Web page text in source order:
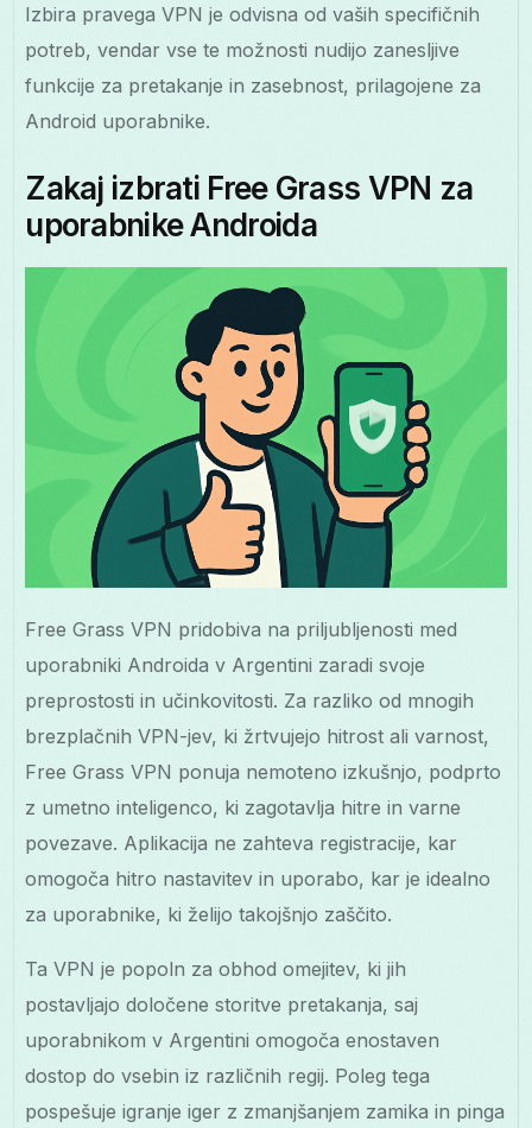
Izbira pravega VPN je odvisna od vaših specifičnih
potreb, vendar vse te možnosti nudijo zanesljive
funkcije za pretakanje in zasebnost, prilagojene za
Android uporabnike.
Zakaj izbrati Free Grass VPN za
uporabnike Androida
Free Grass VPN pridobiva na priljubljenosti med
uporabniki Androida v Argentini zaradi svoje
preprostosti in učinkovitosti. Za razliko od mnogih
brezplačnih VPN-jev, ki žrtvujejo hitrost ali varnost,
Free Grass VPN ponuja nemoteno izkušnjo, podprto
z umetno inteligenco, ki zagotavlja hitre in varne
povezave. Aplikacija ne zahteva registracije, kar
omogoča hitro nastavitev in uporabo, kar je idealno
za uporabnike, ki želijo takojšnjo zaščito.
Ta VPN je popoln za obhod omejitev, ki jih
postavljajo določene storitve pretakanja, saj
uporabnikom v Argentini omogoča enostaven
dostop do vsebin iz različnih regij. Poleg tega
pospešuje igranje iger z zmanjšanjem zamika in pinga